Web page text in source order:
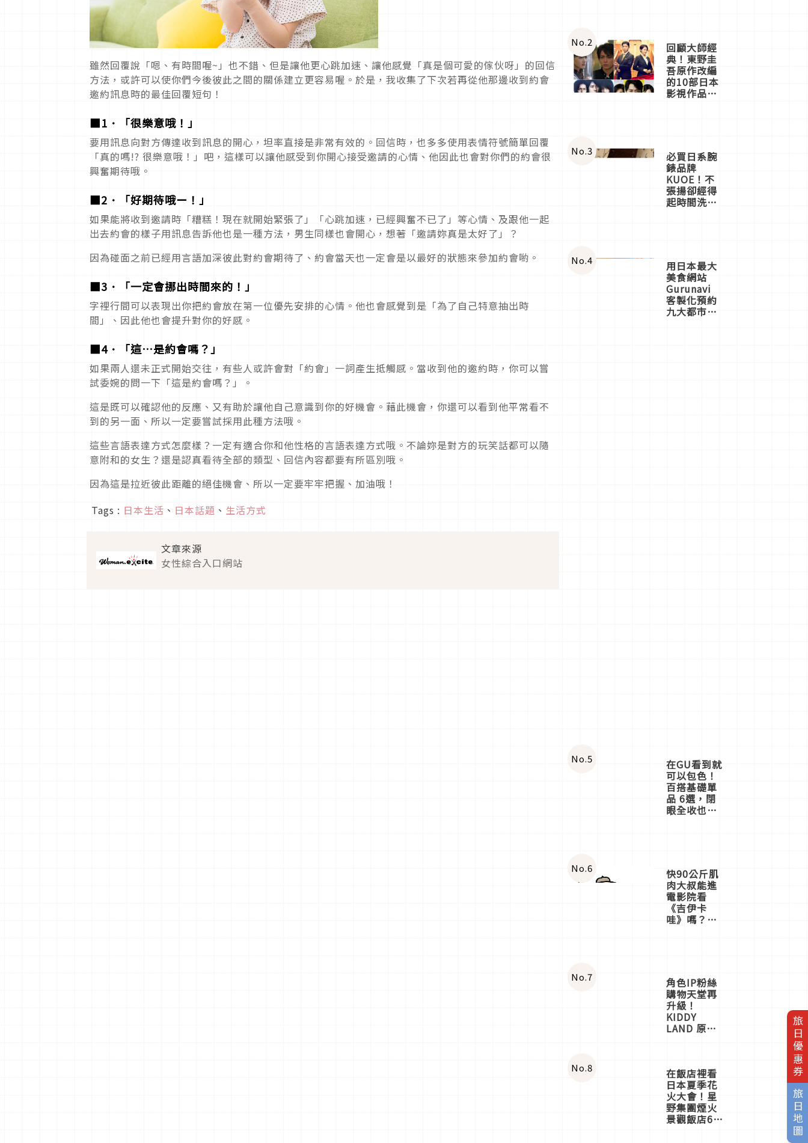
旅日優惠券
旅日地圖
雖然回覆說「嗯、有時間喔~」也不錯、但是讓他更心跳加速、讓他感覺「真是個可愛的傢伙呀」的回信
方法，或許可以使你們今後彼此之間的關係建立更容易喔。於是，我收集了下次若再從他那邊收到約會
邀約訊息時的最佳回覆短句！
■1．「很樂意哦！」
要用訊息向對方傳達收到訊息的開心，坦率直接是非常有效的。回信時，也多多使用表情符號簡單回覆
「真的嗎!? 很樂意哦！」吧，這樣可以讓他感受到你開心接受邀請的心情、他因此也會對你們的約會很
興奮期待哦。
■2．「好期待哦ー！」
如果能將收到邀請時「糟糕！現在就開始緊張了」「心跳加速，已經興奮不已了」等心情、及跟他一起
出去約會的樣子用訊息告訴他也是一種方法，男生同樣也會開心，想著「邀請妳真是太好了」？
因為碰面之前已經用言語加深彼此對約會期待了、約會當天也一定會是以最好的狀態來參加約會喲。
■3．「一定會挪出時間來的！」
字裡行間可以表現出你把約會放在第一位優先安排的心情。他也會感覺到是「為了自己特意抽出時
間」、因此他也會提升對你的好感。
■4．「這…是約會嗎？」
如果兩人還未正式開始交往，有些人或許會對「約會」一詞產生抵觸感。當收到他的邀約時，你可以嘗
試委婉的問一下「這是約會嗎？」。
這是既可以確認他的反應、又有助於讓他自己意識到你的好機會。藉此機會，你還可以看到他平常看不
到的另一面、所以一定要嘗試採用此種方法哦。
這些言語表達方式怎麼樣？一定有適合你和他性格的言語表達方式哦。不論妳是對方的玩笑話都可以隨
意附和的女生？還是認真看待全部的類型、回信內容都要有所區別哦。
因為這是拉近彼此距離的絕佳機會、所以一定要牢牢把握、加油哦！
Tags : 日本生活 、 日本話題 、 生活方式
文章來源
女性綜合入口網站
體驗
No.2 回顧大師經
典！東野圭
吾原作改編
的10部日本
影視作品推
No.3 必買日系腕
錶品牌
KUOE！不
張揚卻經得
起時間洗鍊
No.4 用日本最大
美食網站
Gurunavi
客製化預約
九大都市餐
No.5 在GU看到就
可以包色！
百搭基礎單
品 6選，閉
眼全收也不
No.6 快90公斤肌
肉大叔能進
電影院看
《吉伊卡
哇》嗎？日
一同給出了
答案
No.7 角色IP粉絲
購物天堂再
升級！
KIDDY
LAND 原宿
OMOKADO
店3分即達
在飯店裡看
日本夏季花
火大會！星
野集團煙火